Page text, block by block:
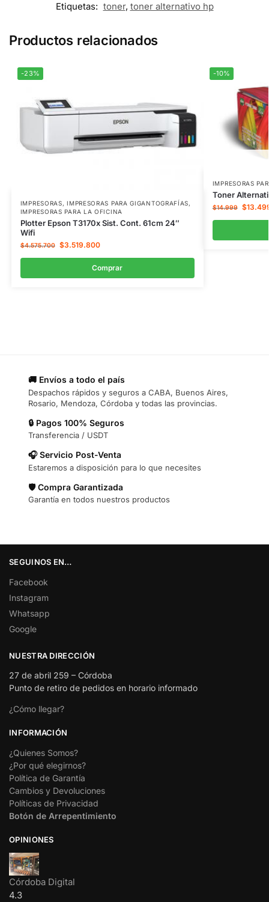
Etiquetas: toner, toner alternativo hp
Productos relacionados
-23%
IMPRESORAS,IMPRESORAS PARA GIGANTOGRAFÍAS,
IMPRESORAS PARA LA OFICINA
Plotter Epson T3170x Sist. Cont. 61cm 24″
Wifi
$4.575.700 $3.519.800
Comprar
-10%
IMPRESORAS
Toner
$14.999 $
🚚 Envíos a todo el país
Despachos rápidos y seguros a CABA, Buenos Aires,
Rosario, Mendoza, Córdoba y todas las provincias.
🔒 Pagos 100% Seguros
Transferencia / USDT
🎧 Servicio Post-Venta
Estaremos a disposición para lo que necesites
🛡️ Compra Garantizada
Garantía en todos nuestros productos
SEGUINOS EN…
Facebook
Instagram
Whatsapp
Google
NUESTRA DIRECCIÓN
27 de abril 259 – Córdoba
Punto de retiro de pedidos en horario informado
¿Cómo llegar?
INFORMACIÓN
¿Quienes Somos?
¿Por qué elegirnos?
Política de Garantía
Cambios y Devoluciones
Políticas de Privacidad
Botón de Arrepentimiento
OPINIONES
Córdoba Digital
4.3